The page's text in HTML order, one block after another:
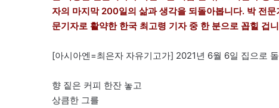
자의 마지막 200일의 삶과 생각을 되돌아봅니다. 박 전
문기자로 활약한 한국 최고령 기자 중 한 분으로 꼽힐 겁
[아시아엔=최은자 자유기고가] 2021년 6월 6일 집으로
향 짙은 커피 한잔 놓고
상큼한 그를